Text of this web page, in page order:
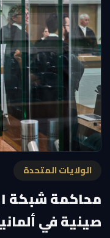
الولايات المتحدة
محاكمة شبكة
صينية في